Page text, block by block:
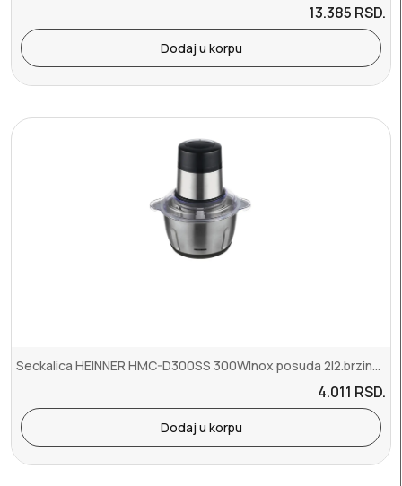
13.385 RSD.
Dodaj u korpu
Seckalica HEINNER HMC-D300SS 300WInox posuda 2l2.brzineinox
4.011 RSD.
Dodaj u korpu